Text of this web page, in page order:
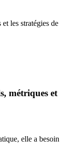
les stratégies de
métriques et
elle a besoin